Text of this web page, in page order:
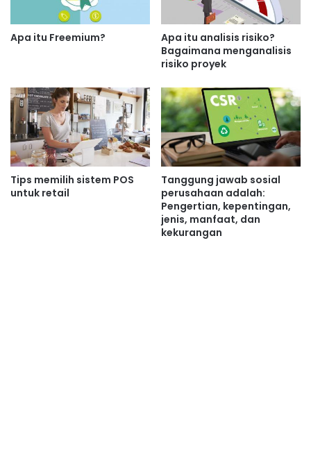
Apa itu Freemium?
Apa itu analisis risiko?
Bagaimana menganalisis
risiko proyek
Tips memilih sistem POS
untuk retail
Tanggung jawab sosial
perusahaan adalah:
Pengertian, kepentingan,
jenis, manfaat, dan
kekurangan